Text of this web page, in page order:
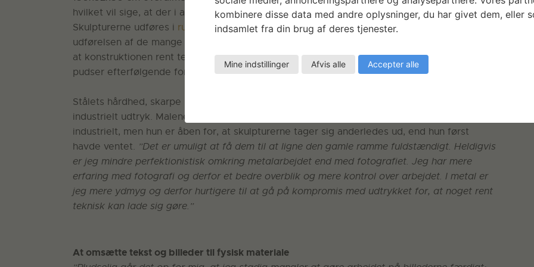
hvilket vil sige, at der i alt skal produceres og samles omkring 100 dele til de 5 skulpturer.
Skulpturerne udføres i rustfrit stål, så de kan stå ude under skiftende vejrforhold. I
udførelsen af de mange dele, skærer hun plader og massive stålrør til og bukker rørene. For
at konstruktionen rent teknisk kan holde,svejsesden grundigt sammen. Malene sliber og
pudser efterfølgende for at gøre svejsningerne mindre tydelige.
Stålets hårdhed, skarpe kanter og sporene efter svejsningen giver skulpturerne et råt og
industrielt udtryk. Malene overvejer at male stålet guldfarvet, så udtrykket bliver mindre
industrielt, men hun er åben for, at skulpturerne tager sig anderledes ud, end hun først
havde ventet. ”Det er umuligt at få dem til at ligne den gamle ramme fuldstændigt. Heldigvis
er jeg mindre perfektionistisk omkring metalarbejdet end med fotografiet. Jeg har mere
erfaring med fotografi og derfor et bedre overblik og mere kontrol over arbejdet. I metal er
jeg mere ydmyg og derfor hurtigere til at gå på kompromis med udtrykket for, at noget rent
teknisk kan lade sig gøre.”
At omsætte tekst og billeder til fysisk materiale
kombinere disse data med andre oplysninger, du har givet dem, eller
indsamlet fra din brug af deres tjenester.
Mine indstillinger Afvis alle Accepter alle